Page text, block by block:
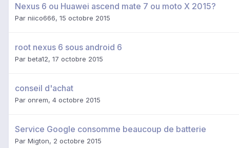
Nexus 6 ou Huawei ascend mate 7 ou moto X 2015?
Par niico666, 15 octobre 2015
root nexus 6 sous android 6
Par beta12, 17 octobre 2015
conseil d'achat
Par onrem, 4 octobre 2015
Service Google consomme beaucoup de batterie
Par Migton, 2 octobre 2015